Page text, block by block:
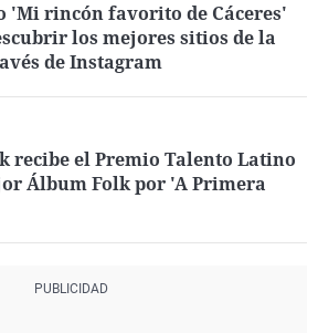
'Mi rincón favorito de Cáceres'
los mejores sitios de la
de Instagram
recibe el Premio Talento Latino
Álbum Folk por 'A Primera